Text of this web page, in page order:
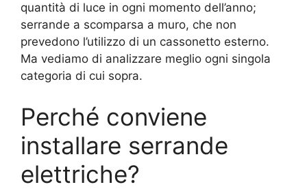
quantità di luce in ogni momento dell’anno;
serrande a scomparsa a muro, che non
prevedono l’utilizzo di un cassonetto esterno.
Ma vediamo di analizzare meglio ogni singola
categoria di cui sopra.
Perché conviene
installare serrande
elettriche?